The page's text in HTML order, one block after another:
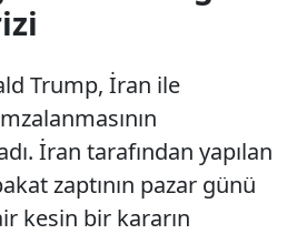
Trump, İran ile
İran tarafından yapılan
zaptının pazar günü
kesin bir kararın